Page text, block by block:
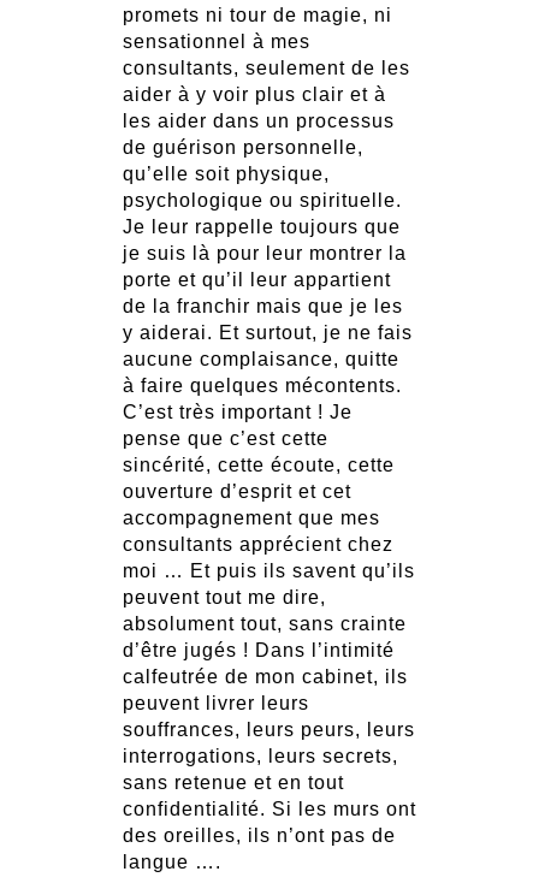
promets ni tour de magie, ni
sensationnel à mes
consultants, seulement de les
aider à y voir plus clair et à
les aider dans un processus
de guérison personnelle,
qu’elle soit physique,
psychologique ou spirituelle.
Je leur rappelle toujours que
je suis là pour leur montrer la
porte et qu’il leur appartient
de la franchir mais que je les
y aiderai. Et surtout, je ne fais
aucune complaisance, quitte
à faire quelques mécontents.
C’est très important ! Je
pense que c’est cette
sincérité, cette écoute, cette
ouverture d’esprit et cet
accompagnement que mes
consultants apprécient chez
moi … Et puis ils savent qu’ils
peuvent tout me dire,
absolument tout, sans crainte
d’être jugés ! Dans l’intimité
calfeutrée de mon cabinet, ils
peuvent livrer leurs
souffrances, leurs peurs, leurs
interrogations, leurs secrets,
sans retenue et en tout
confidentialité. Si les murs ont
des oreilles, ils n’ont pas de
langue ….